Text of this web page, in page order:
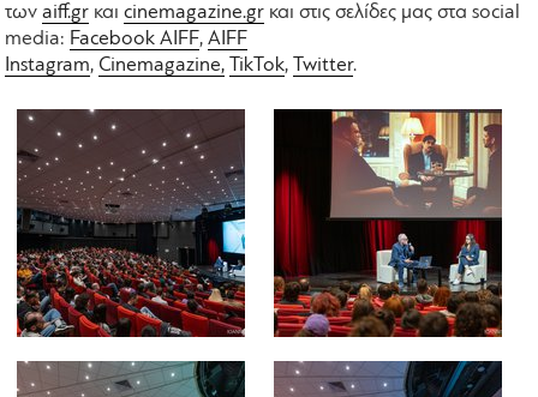
τωνaiff.gr καιcinemagazine.gr και στις σελίδες μας στα social
media: Facebook AIFF,AIFF
Instagram, Cinemagazine, TikTok, Twitter.